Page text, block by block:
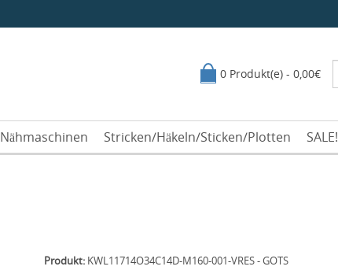
0 Produkt(e) - 0,00€
Nähmaschinen Stricken/Häkeln/Sticken/Plotten SALE!
Produkt:KWL11714O34C14D-M160-001-VRES - GOTS